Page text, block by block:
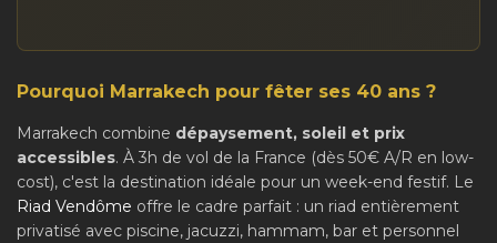
Pourquoi Marrakech pour fêter ses 40 ans ?
Marrakech combine dépaysement, soleil et prix
accessibles. À 3h de vol de la France (dès 50€ A/R en low-
cost), c'est la destination idéale pour un week-end festif. Le
Riad Vendôme offre le cadre parfait : un riad entièrement
privatisé avec piscine, jacuzzi, hammam, bar et personnel